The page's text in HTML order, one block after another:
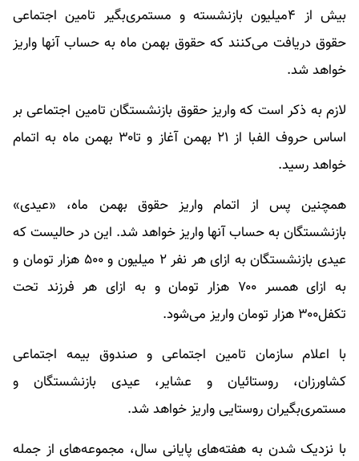
بیش از ۴میلیون بازنشسته و مستمری‌بگیر تامین اجتماعی
حقوق دریافت می‌کنند که حقوق بهمن ماه به حساب آنها واریز
خواهد شد.
لازم به ذکر است که واریز حقوق بازنشستگان تامین اجتماعی بر
اساس حروف الفبا از ۲۱ بهمن آغاز و تا۳۰ بهمن ماه به اتمام
خواهد رسید.
همچنین پس از اتمام واریز حقوق بهمن ماه، «عیدی»
بازنشستگان به حساب آنها واریز خواهد شد. این در حالیست که
عیدی بازنشستگان به ازای هر نفر ۲ میلیون و ۵۰۰ هزار تومان و
به ازای همسر ۷۰۰ هزار تومان و به ازای هر فرزند تحت
تکفل۳۰۰ هزار تومان واریز می‌شود.
با اعلام سازمان تامین اجتماعی و صندوق بیمه اجتماعی
کشاورزان، روستائیان و عشایر، عیدی بازنشستگان و
مستمری‌بگیران روستایی واریز خواهد شد.
با نزدیک شدن به هفته‌های پایانی سال، مجموعه‌های از جمله